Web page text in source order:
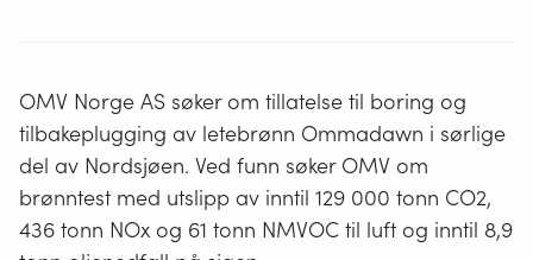
OMV Norge AS søker om tillatelse til boring og
tilbakeplugging av letebrønn Ommadawn i sørlige
del av Nordsjøen. Ved funn søker OMV om
brønntest med utslipp av inntil 129 000 tonn CO2,
436 tonn NOx og 61 tonn NMVOC til luft og inntil 8,9